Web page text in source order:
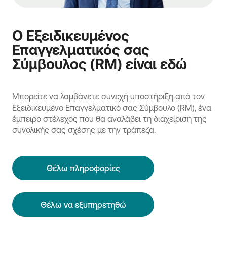
Ο Εξειδικευμένος
Επαγγελματικός σας
Σύμβουλος (RM) είναι εδώ
Μπορείτε να λαμβάνετε συνεχή υποστήριξη από τον
Εξειδικευμένο Επαγγελματικό σας Σύμβουλο (RM), ένα
έμπειρο στέλεχος που θα αναλάβει τη διαχείριση της
συνολικής σας σχέσης με την τράπεζα.
Θέλω πληροφορίες
Θέλω να εξυπηρετηθώ